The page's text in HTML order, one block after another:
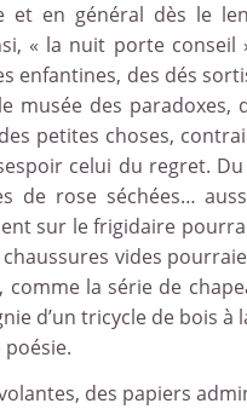
et en général dès le
« la nuit porte conseil
enfantines, des dés
musée des paradoxes,
petites choses,
celui du regret.
de rose séchées…
sur le frigidaire
vides
la série de
d’un tricycle de bois à
des papiers